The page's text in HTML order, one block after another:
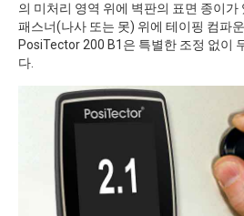
의 미처리 영역 위에 벽판의 표면 종이가
패스너(나사 또는 못) 위에 테이핑 컴파
PosiTector 200 B1은 특별한 조정 없이
다.